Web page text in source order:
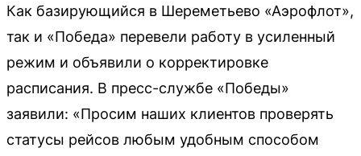
Как базирующийся в Шереметьево «Аэрофлот»,
так и «Победа» перевели работу в усиленный
режим и объявили о корректировке
расписания. В пресс-службе «Победы»
заявили: «Просим наших клиентов проверять
статусы рейсов любым удобным способом